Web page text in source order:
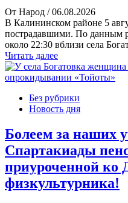
От Народ / 06.08.2026
В Калининском районе 5
пострадавшими. По данным
около 22:30 вблизи села
Читать далее
Без рубрики
Новость дня
Болеем за наших
Спартакиады
приуроченной ко
физкультурника!